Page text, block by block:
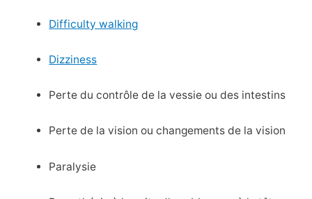
Difficulty walking
Dizziness
Perte du contrôle de la vessie ou des intestins
Perte de la vision ou changements de la vision
Paralysie